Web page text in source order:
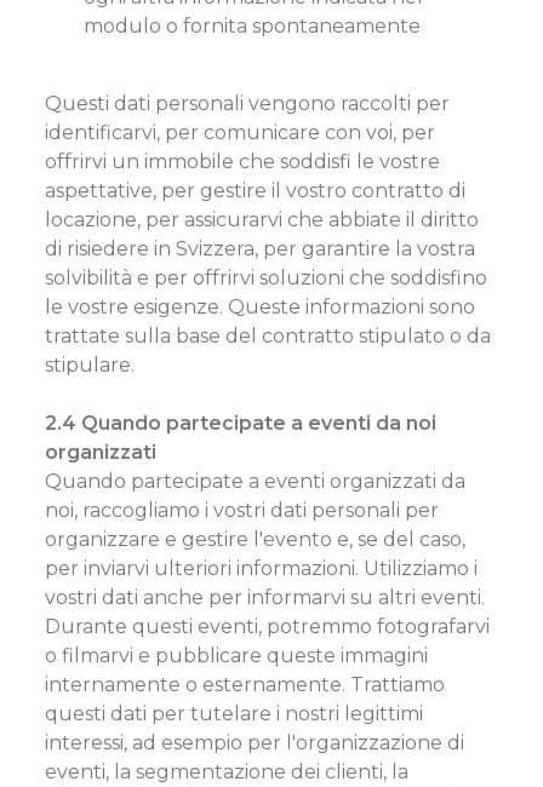
modulo o fornita spontaneamente
Questi dati personali vengono raccolti per
identificarvi, per comunicare con voi, per
offrirvi un immobile che soddisfi le vostre
aspettative, per gestire il vostro contratto di
locazione, per assicurarvi che abbiate il diritto
di risiedere in Svizzera, per garantire la vostra
solvibilità e per offrirvi soluzioni che soddisfino
le vostre esigenze. Queste informazioni sono
trattate sulla base del contratto stipulato o da
stipulare.
2.4 Quando partecipate a eventi da noi
organizzati
Quando partecipate a eventi organizzati da
noi, raccogliamo i vostri dati personali per
organizzare e gestire l'evento e, se del caso,
per inviarvi ulteriori informazioni. Utilizziamo i
vostri dati anche per informarvi su altri eventi.
Durante questi eventi, potremmo fotografarvi
o filmarvi e pubblicare queste immagini
internamente o esternamente. Trattiamo
questi dati per tutelare i nostri legittimi
interessi, ad esempio per l'organizzazione di
eventi, la segmentazione dei clienti, la